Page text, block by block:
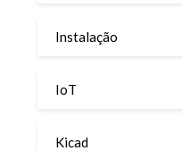
Instalação
IoT
Kicad